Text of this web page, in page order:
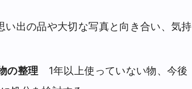
出の品や大切な写真と向き合い、気持
の整理 1年以上使っていない物、今後